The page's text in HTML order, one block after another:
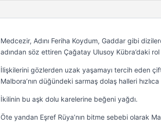
Medcezir, Adını Feriha Koydum, Gaddar gibi
adından söz ettiren Çağatay Ulusoy Kübra’daki
İlişkilerini gözlerden uzak yaşamayı tercih eden
Malbora’nın düğündeki sarmaş dolaş halleri hızlıca
İkilinin bu aşk dolu karelerine beğeni yağdı.
Öte yandan Eşref Rüya’nın bitme sebebi olarak